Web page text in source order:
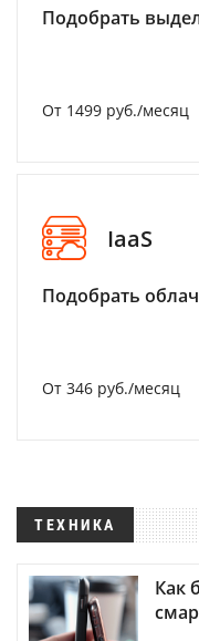
Подобрать
От 1499 руб./месяц
IaaS
Подобрать
От 346 руб./месяц
ТЕХНИКА
Как